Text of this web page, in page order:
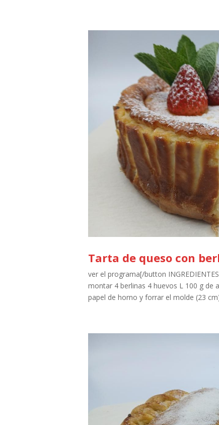
Tarta de queso con
ver el programa[/button
montar 4 berlinas 4 huevos L 100 g de
papel de horno y forrar el molde (23